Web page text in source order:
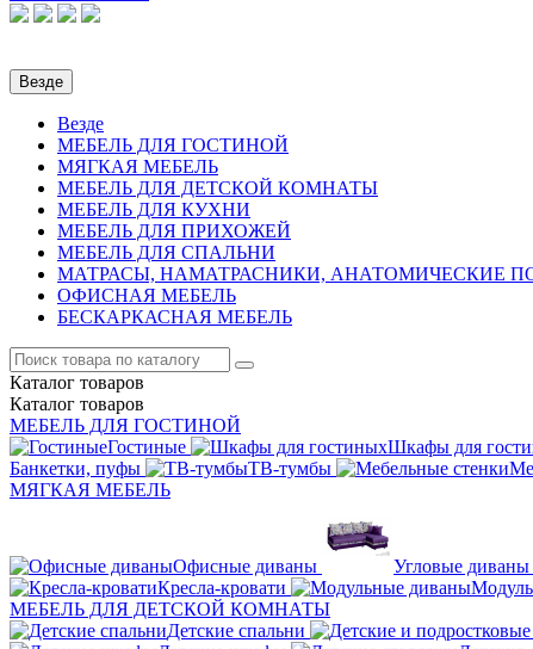
Везде
Везде
МЕБЕЛЬ ДЛЯ ГОСТИНОЙ
МЯГКАЯ МЕБЕЛЬ
МЕБЕЛЬ ДЛЯ ДЕТСКОЙ КОМНАТЫ
МЕБЕЛЬ ДЛЯ КУХНИ
МЕБЕЛЬ ДЛЯ ПРИХОЖЕЙ
МЕБЕЛЬ ДЛЯ СПАЛЬНИ
МАТРАСЫ, НАМАТРАСНИКИ, АНАТОМИЧЕСКИЕ
ОФИСНАЯ МЕБЕЛЬ
БЕСКАРКАСНАЯ МЕБЕЛЬ
Каталог товаров
Каталог товаров
МЕБЕЛЬ ДЛЯ ГОСТИНОЙ
Гостиные
Шкафы для
Банкетки, пуфы
ТВ-тумбы
МЯГКАЯ МЕБЕЛЬ
Офисные диваны Угловые диваны
Кресла-кровати
МЕБЕЛЬ ДЛЯ ДЕТСКОЙ КОМНАТЫ
Детские спальни